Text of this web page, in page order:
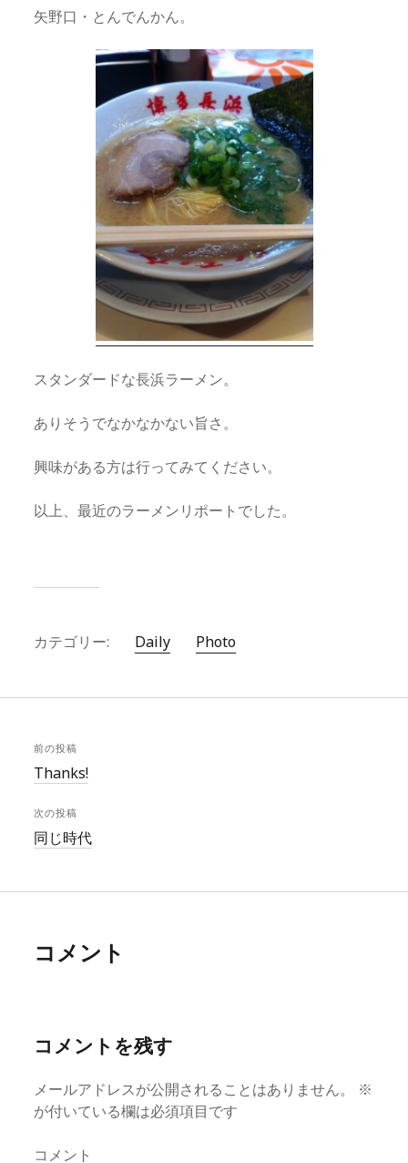
矢野口・とんでんかん。
スタンダードな長浜ラーメン。
ありそうでなかなかない旨さ。
興味がある方は行ってみてください。
以上、最近のラーメンリポートでした。
カテゴリー: Daily Photo
前の投稿
Thanks!
次の投稿
同じ時代
コメント
コメントを残す
メールアドレスが公開されることはありません。
※
が付いている欄は必須項目です
コメント